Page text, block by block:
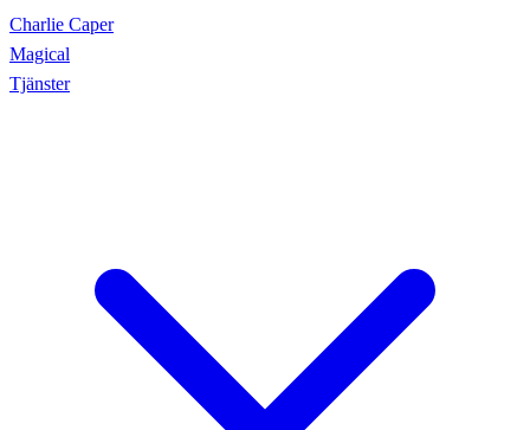
Charlie Caper
Magical
Tjänster